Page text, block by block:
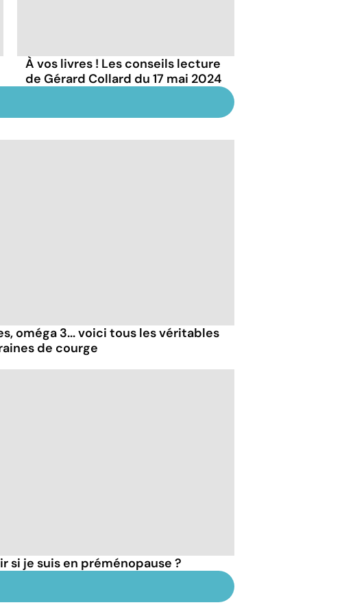
À vos livres ! Les conseils lecture
de Gérard Collard du 17 mai 2024
oméga 3... voici tous les véritables
de courge
si je suis en préménopause ?